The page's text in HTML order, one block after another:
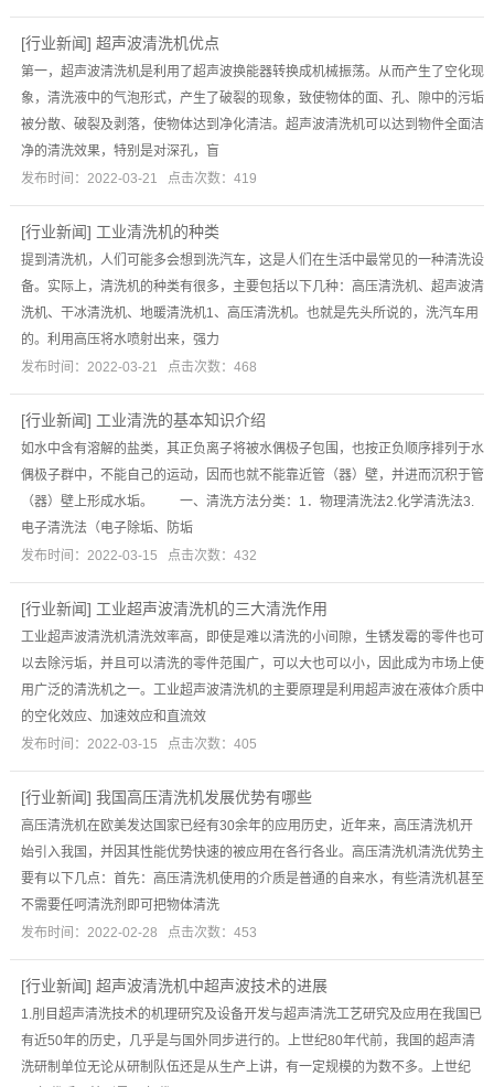
[行业新闻] 超声波清洗机优点
第一，超声波清洗机是利用了超声波换能器转换成机械振荡。从而产生了空化现
象，清洗液中的气泡形式，产生了破裂的现象，致使物体的面、孔、隙中的污垢
被分散、破裂及剥落，使物体达到净化清洁。超声波清洗机可以达到物件全面洁
净的清洗效果，特别是对深孔，盲
发布时间：2022-03-21 点击次数：419
[行业新闻] 工业清洗机的种类
提到清洗机，人们可能多会想到洗汽车，这是人们在生活中最常见的一种清洗设
备。实际上，清洗机的种类有很多，主要包括以下几种：高压清洗机、超声波清
洗机、干冰清洗机、地暖清洗机1、高压清洗机。也就是先头所说的，洗汽车用
的。利用高压将水喷射出来，强力
发布时间：2022-03-21 点击次数：468
[行业新闻] 工业清洗的基本知识介绍
如水中含有溶解的盐类，其正负离子将被水偶极子包围，也按正负顺序排列于水
偶极子群中，不能自己的运动，因而也就不能靠近管（器）壁，并进而沉积于管
（器）壁上形成水垢。 一、清洗方法分类：1．物理清洗法2.化学清洗法3.
电子清洗法（电子除垢、防垢
发布时间：2022-03-15 点击次数：432
[行业新闻] 工业超声波清洗机的三大清洗作用
工业超声波清洗机清洗效率高，即使是难以清洗的小间隙，生锈发霉的零件也可
以去除污垢，并且可以清洗的零件范围广，可以大也可以小，因此成为市场上使
用广泛的清洗机之一。工业超声波清洗机的主要原理是利用超声波在液体介质中
的空化效应、加速效应和直流效
发布时间：2022-03-15 点击次数：405
[行业新闻] 我国高压清洗机发展优势有哪些
高压清洗机在欧美发达国家已经有30余年的应用历史，近年来，高压清洗机开
始引入我国，并因其性能优势快速的被应用在各行各业。高压清洗机清洗优势主
要有以下几点：首先：高压清洗机使用的介质是普通的自来水，有些清洗机甚至
不需要任呵清洗剂即可把物体清洗
发布时间：2022-02-28 点击次数：453
[行业新闻] 超声波清洗机中超声波技术的进展
1.刖目超声清洗技术的机理研究及设备开发与超声清洗工艺研究及应用在我国已
有近50年的历史，几乎是与国外同步进行的。上世纪80年代前，我国的超声清
洗研制单位无论从研制队伍还是从生产上讲，有一定规模的为数不多。上世纪